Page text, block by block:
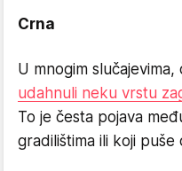
Crna
U mnogim
udahnuli neku vrstu
To je česta pojava
gradilištima ili koji puše